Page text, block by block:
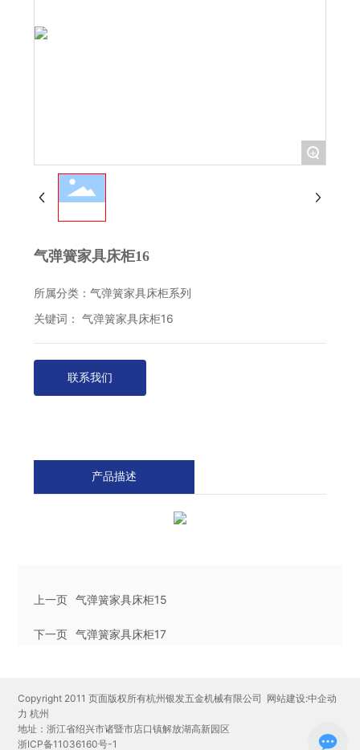
+
气弹簧家具床柜16
所属分类：气弹簧家具床柜系列
关键词： 气弹簧家具床柜16
联系我们
产品描述
上一页 气弹簧家具床柜15
下一页 气弹簧家具床柜17
Copyright 2011 页面版权所有杭州银发五金机械有限公司 网站建设:中企动
力 杭州
地址：浙江省绍兴市诸暨市店口镇解放湖高新园区
浙ICP备11036160号-1